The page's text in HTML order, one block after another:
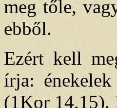
meg tőle,
ebből.
Ezért kell
írja:
(1Kor 14,15).